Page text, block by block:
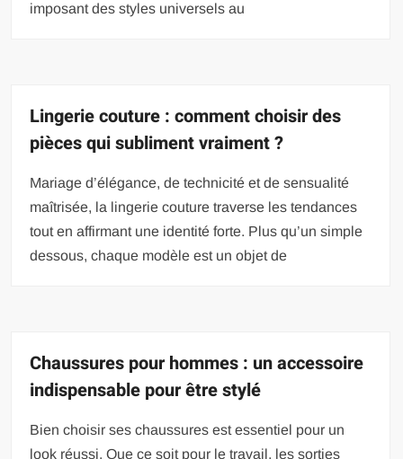
imposant des styles universels au
Lingerie couture : comment choisir des
pièces qui subliment vraiment ?
Mariage d’élégance, de technicité et de sensualité
maîtrisée, la lingerie couture traverse les tendances
tout en affirmant une identité forte. Plus qu’un simple
dessous, chaque modèle est un objet de
Chaussures pour hommes : un accessoire
indispensable pour être stylé
Bien choisir ses chaussures est essentiel pour un
look réussi. Que ce soit pour le travail, les sorties